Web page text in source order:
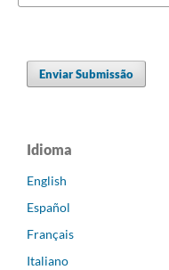
Enviar Submissão
Idioma
English
Español
Français
Italiano